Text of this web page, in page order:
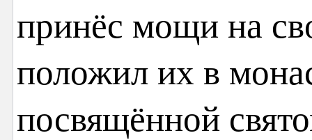
принёс мощи на
положил их в
посвящённой